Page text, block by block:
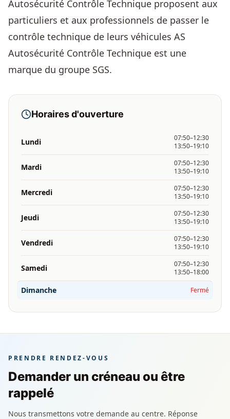
Autosécurité Contrôle Technique proposent aux
particuliers et aux professionnels de passer le
contrôle technique de leurs véhicules AS
Autosécurité Contrôle Technique est une
marque du groupe SGS.
Horaires d'ouverture
Lundi
07:50–12:30
13:50–19:10
Mardi
07:50–12:30
13:50–19:10
Mercredi
07:50–12:30
13:50–19:10
Jeudi
07:50–12:30
13:50–19:10
Vendredi
07:50–12:30
13:50–19:10
Samedi
07:50–12:30
13:50–18:00
Dimanche Fermé
PRENDRE RENDEZ-VOUS
Demander un créneau ou être
rappelé
Nous transmettons votre demande au centre. Réponse